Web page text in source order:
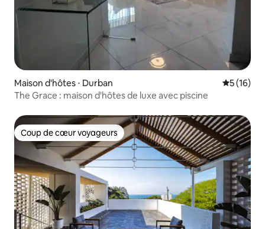
Maison d'hôtes ⋅ Durban
5 (16)
The Grace : maison d'hôtes de luxe avec piscine
Coup de cœur voyageurs
Coup de cœur voyageurs